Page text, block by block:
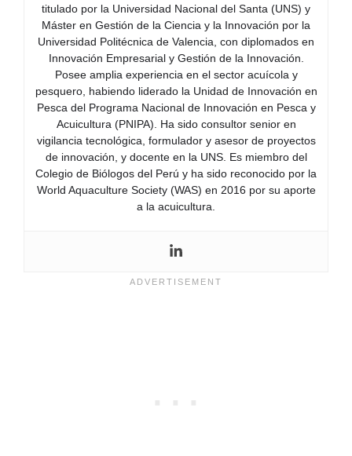
titulado por la Universidad Nacional del Santa (UNS) y
Máster en Gestión de la Ciencia y la Innovación por la
Universidad Politécnica de Valencia, con diplomados en
Innovación Empresarial y Gestión de la Innovación.
Posee amplia experiencia en el sector acuícola y
pesquero, habiendo liderado la Unidad de Innovación en
Pesca del Programa Nacional de Innovación en Pesca y
Acuicultura (PNIPA). Ha sido consultor senior en
vigilancia tecnológica, formulador y asesor de proyectos
de innovación, y docente en la UNS. Es miembro del
Colegio de Biólogos del Perú y ha sido reconocido por la
World Aquaculture Society (WAS) en 2016 por su aporte
a la acuicultura.